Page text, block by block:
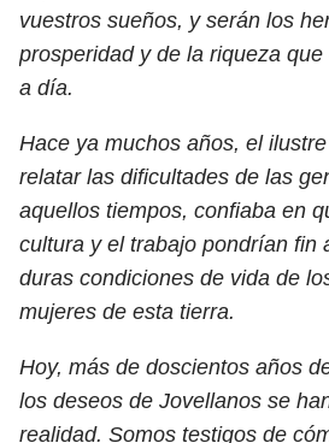
vuestros sueños, y serán los
prosperidad y de la riqueza
a día.
Hace ya muchos años, el
relatar las dificultades de las
aquellos tiempos, confiaba en
cultura y el trabajo pondrían fin
duras condiciones de vida de
mujeres de esta tierra.
Hoy, más de doscientos años
los deseos de Jovellanos se
realidad. Somos testigos de